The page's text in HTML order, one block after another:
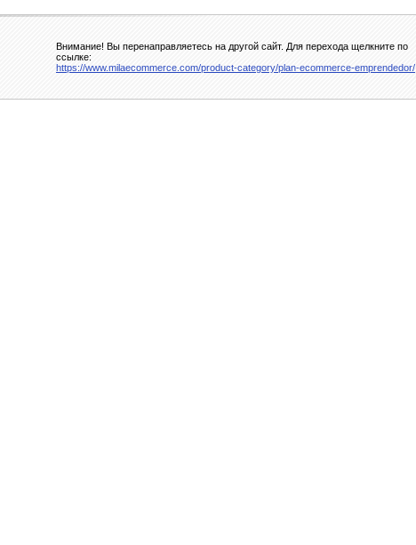
Внимание! Вы перенаправляетесь на другой сайт. Для перехода щелкните по
ссылке:
https://www.milaecommerce.com/product-category/plan-ecommerce-emprendedor/